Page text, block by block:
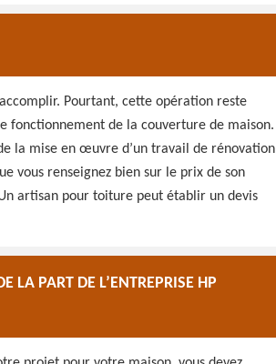
Pourtant, cette opération reste
de la couverture de maison.
la mise en œuvre d’un travail de rénovation
vous renseignez bien sur le prix de son
artisan pour toiture peut établir un devis
LA PART DE L’ENTREPRISE HP